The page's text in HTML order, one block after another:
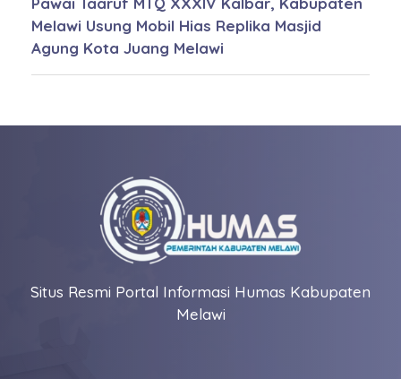
Melawi Usung Mobil Hias Replika Masjid
Agung Kota Juang Melawi
Situs Resmi Portal Informasi Humas Kabupaten
Melawi